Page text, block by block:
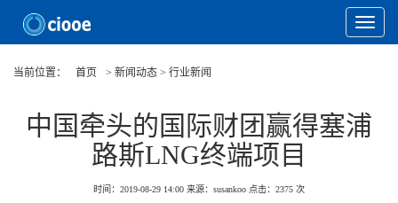
Toggle
当前位置：
首页 > 新闻动态 > 行业新闻
中国牵头的国际财团赢得塞浦
路斯LNG终端项目
时间：2019-08-29 14:00 来源：susankoo 点击： 2375 次